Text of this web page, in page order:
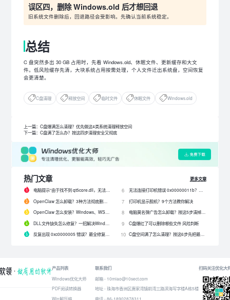
误区四，删除 Windows.old 后才想回退
旧系统文件删除后，回退路径会受影响。先确认当前系统稳定。
总结
C 盘突然多出 30 GB 占用时，先看 Windows.old、休眠文件、更新缓存和大文
件。低风险缓存先清，大块系统占用按需处理，个人文件迁出系统盘，空间恢复
会更清楚。
C盘清理 释放空间 临时文件 休眠文件 Windows.old
上一篇：C盘爆满怎么清理？优先做这4类系统清理释放空间
下一篇：C盘满了怎么办？按这四步清理安全又彻底
热门文章
更多文章
电脑提示“由于找不到 qt5core.dll，无法继续执行代码”？4 招快速修复！
OpenClaw 怎么卸载？3种方法彻底删除 OpenClaw 及残留数据
OpenClaw 怎么安装？Windows、WSL2 和网关配置完整教程
DLL文件缺失怎么修复？一招解决Windows启动报错问题！
反复出现 0xc0000005 错误？最全修复教程来了！
6
7 打印机显示脱机？9个方法教你解决
8
9 C盘爆红了可以删除哪些文件 风险判断
10
产品列表
Windows优化大师
PDF阅读转换器
Win解压缩
联系我们
邮箱 - 10miao@10sect.com
地址 - 珠海市香洲区唐家湾镇前湾三路滨海写字楼A栋5楼
电话 - 86-18902878311
扫码关注优化大